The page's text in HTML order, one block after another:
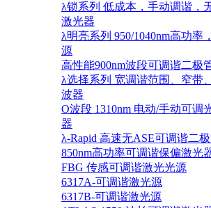
λ锁系列 低成本，手动调谐，
激光器
λ明亮系列 950/1040nm高功率
源
高性能900nm波段可调谐二极
λ选择系列 宽调谐范围、窄带
波器
O波段 1310nm 电动/手动可调
器
λ-Rapid 高速无ASE可调谐二
850nm高功率可调谐保偏激光
FBG 传感可调谐激光光源
6317A-可调谐激光源
6317B-可调谐激光源